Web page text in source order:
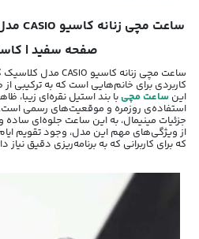
صفحه سفید |
کاربردی برای خانم‌هایی است که به ترکیبی از
این ساعت مچیبا بند استیل نقره‌ای زیبا،
استفاده‌ی روزمره و موقعیت‌های رسمی
جزئیات مینیمال، به این ساعت جلوه‌ای
از ویژگی‌های مهم این مدل، وجود تقویم
که برای کاربرانی که به برنامه‌ریزی دقیق نیاز